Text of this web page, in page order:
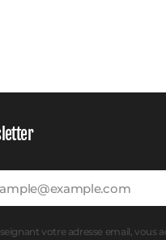
votre adresse email, vous